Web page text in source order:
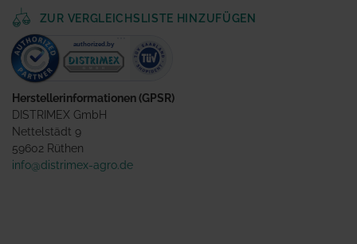
ZUR VERGLEICHSLISTE HINZUFÜGEN
Herstellerinformationen (GPSR)
DISTRIMEX GmbH
Nettelstädt 9
59602 Rüthen
info@distrimex-agro.de